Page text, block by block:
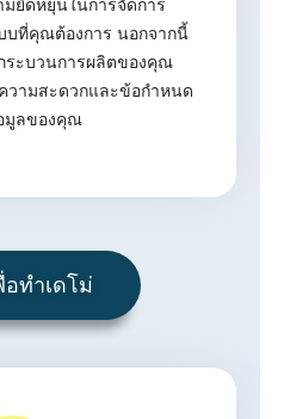
ยืดหยุ่นในการจัดการ
บที่คุณต้องการ นอกจากนี้
ระบวนการผลิตของคุณ
วามสะดวกและข้อกำหนด
มูลของคุณ
ทำเดโม่